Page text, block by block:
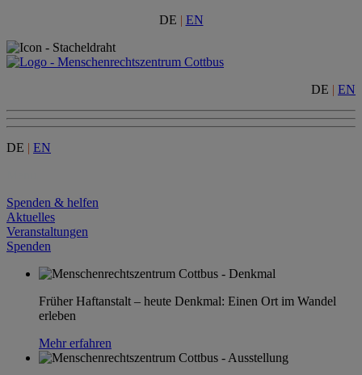
DE | EN
DE | EN
DE | EN
Spenden & helfen
Aktuelles
Veranstaltungen
Spenden
Früher Haftanstalt – heute Denkmal: Einen Ort im Wandel
erleben
Mehr erfahren